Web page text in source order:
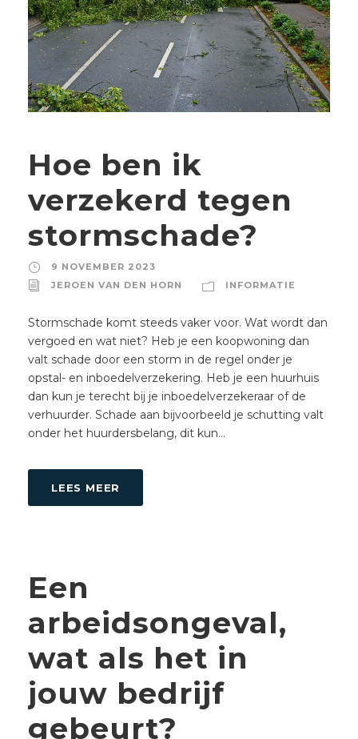
Hoe ben ik
verzekerd tegen
stormschade?
9 NOVEMBER 2023
JEROEN VAN DEN HORN
INFORMATIE
Stormschade komt steeds vaker voor. Wat wordt dan
vergoed en wat niet? Heb je een koopwoning dan
valt schade door een storm in de regel onder je
opstal- en inboedelverzekering. Heb je een huurhuis
dan kun je terecht bij je inboedelverzekeraar of de
verhuurder. Schade aan bijvoorbeeld je schutting valt
onder het huurdersbelang, dit kun...
LEES MEER
Een
arbeidsongeval,
wat als het in
jouw bedrijf
gebeurt?